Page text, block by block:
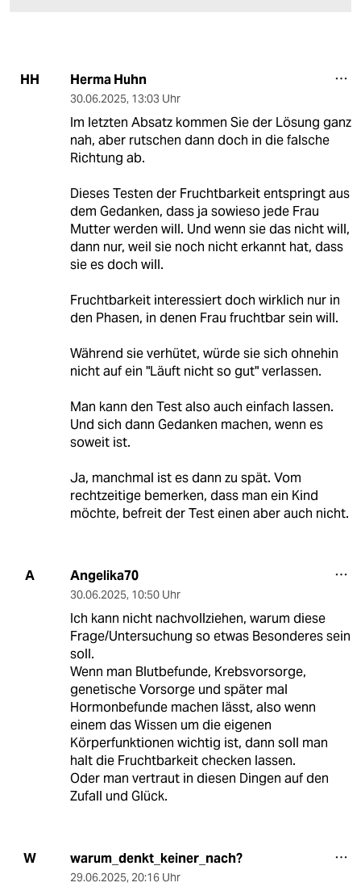
HH Herma Huhn
30.06.2025, 13:03 Uhr
Im letzten Absatz kommen Sie der Lösung ganz
nah, aber rutschen dann doch in die falsche
Richtung ab.
Dieses Testen der Fruchtbarkeit entspringt aus
dem Gedanken, dass ja sowieso jede Frau
Mutter werden will. Und wenn sie das nicht will,
dann nur, weil sie noch nicht erkannt hat, dass
sie es doch will.
Fruchtbarkeit interessiert doch wirklich nur in
den Phasen, in denen Frau fruchtbar sein will.
Während sie verhütet, würde sie sich ohnehin
nicht auf ein "Läuft nicht so gut" verlassen.
Man kann den Test also auch einfach lassen.
Und sich dann Gedanken machen, wenn es
soweit ist.
Ja, manchmal ist es dann zu spät. Vom
rechtzeitige bemerken, dass man ein Kind
möchte, befreit der Test einen aber auch nicht.
A Angelika70
30.06.2025, 10:50 Uhr
Ich kann nicht nachvollziehen, warum diese
Frage/Untersuchung so etwas Besonderes sein
soll.
Wenn man Blutbefunde, Krebsvorsorge,
genetische Vorsorge und später mal
Hormonbefunde machen lässt, also wenn
einem das Wissen um die eigenen
Körperfunktionen wichtig ist, dann soll man
halt die Fruchtbarkeit checken lassen.
Oder man vertraut in diesen Dingen auf den
Zufall und Glück.
W warum_denkt_keiner_nach?
29.06.2025, 20:16 Uhr